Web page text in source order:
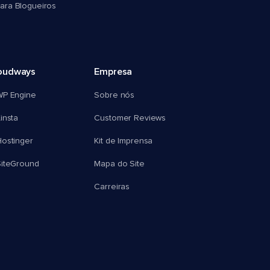
Blogueiros
Engine
Empresa
Sobre nós
Customer Reviews
Kit de Imprensa
Mapa do Site
Carreiras